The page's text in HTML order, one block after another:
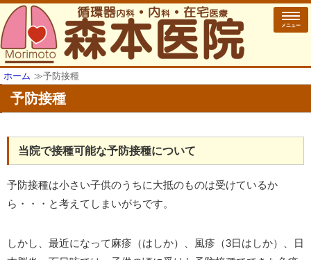
メニュー
ホーム ≫予防接種
予防接種
当院で接種可能な予防接種について
予防接種は小さい子供のうちに大抵のものは受けているか
ら・・・と考えてしまいがちです。
しかし、最近になって麻疹（はしか）、風疹（3日はしか）、日